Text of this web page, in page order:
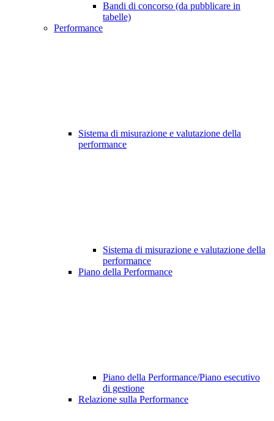
Bandi di concorso (da pubblicare in
tabelle)
Performance
Sistema di misurazione e valutazione della
performance
Sistema di misurazione e valutazione della
performance
Piano della Performance
Piano della Performance/Piano esecutivo
di gestione
Relazione sulla Performance